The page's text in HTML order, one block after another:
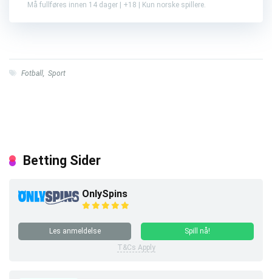
Må fullføres innen 14 dager | +18 | Kun norske spillere.
Fotball, Sport
Betting Sider
OnlySpins
Les anmeldelse
Spill nå!
T&Cs Apply